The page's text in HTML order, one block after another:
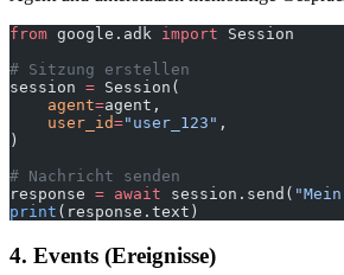
from google.adk import Session
# Sitzung erstellen
session = Session(
    agent
=agent,
    user_id
="user_123" ,
)
# Nachricht senden
response = await session.send(
print (response.text)
4. Events (Ereignisse)